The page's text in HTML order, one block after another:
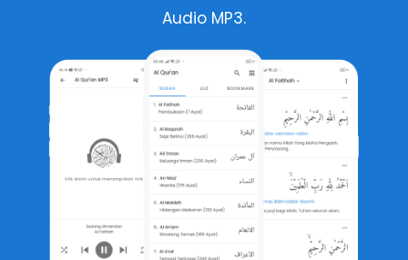
Audio MP3.